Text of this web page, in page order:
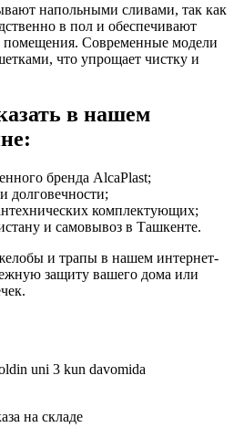
напольными сливами, так как
в пол и обеспечивают
Современные модели
что упрощает чистку и
в нашем
бренда AlcaPlast;
долговечности;
комплектующих;
и самовывоз в Ташкенте.
и трапы в нашем интернет-
защиту вашего дома или
uni 3 kun davomida
на складе